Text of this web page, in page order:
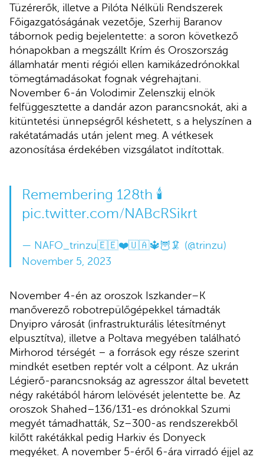
Tüzérerők, illetve a Pilóta Nélküli Rendszerek
Főigazgatóságának vezetője, Szerhij Baranov
tábornok pedig bejelentette: a soron következő
hónapokban a megszállt Krím és Oroszország
államhatár menti régiói ellen kamikázedrónokkal
tömegtámadásokat fognak végrehajtani.
November 6-án Volodimir Zelenszkij elnök
felfüggesztette a dandár azon parancsnokát, aki a
kitüntetési ünnepségről késhetett, s a helyszínen a
rakétatámadás után jelent meg. A vétkesek
azonosítása érdekében vizsgálatot indítottak.
Remembering 128th 🕯️
pic.twitter.com/NABcRSikrt
— NAFO_trinzu🇪🇪❤️🇺🇦🔱🦉🦑 (@trinzu)
November 5, 2023
November 4-én az oroszok Iszkander–K
manőverező robotrepülőgépekkel támadták
Dnyipro városát (infrastrukturális létesítményt
elpusztítva), illetve a Poltava megyében található
Mirhorod térségét – a források egy része szerint
mindkét esetben reptér volt a célpont. Az ukrán
Légierő-parancsnokság az agresszor által bevetett
négy rakétából három lelövését jelentette be. Az
oroszok Shahed–136/131-es drónokkal Szumi
megyét támadhatták, Sz–300-as rendszerekből
kilőtt rakétákkal pedig Harkiv és Donyeck
megyéket. A november 5-éről 6-ára virradó éjjel az